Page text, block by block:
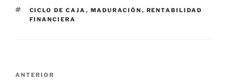
ETIQUETAS
CICLO DE CAJA , MADURACIÓN , RENTABILIDAD
FINANCIERA
Navegación
Entrada
ANTERIOR